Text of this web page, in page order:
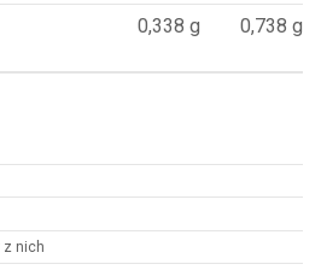
0,338 g 0,738 g
z nich